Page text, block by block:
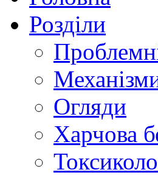
Розділи
Огляди
Харчова